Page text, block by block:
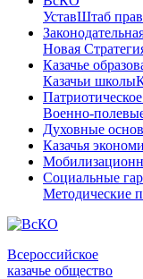
УставШтаб
Новая
Казачье
Казачьи школы
Военно-
Духовные
Казачья
Социальные
Методические
Всероссийское
казачье общество